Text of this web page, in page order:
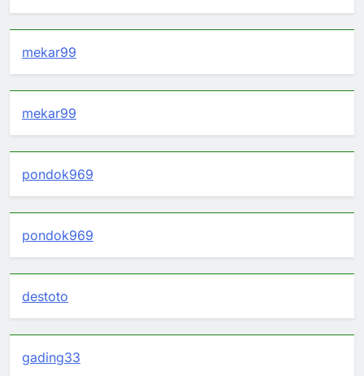
mekar99
mekar99
pondok969
pondok969
destoto
gading33